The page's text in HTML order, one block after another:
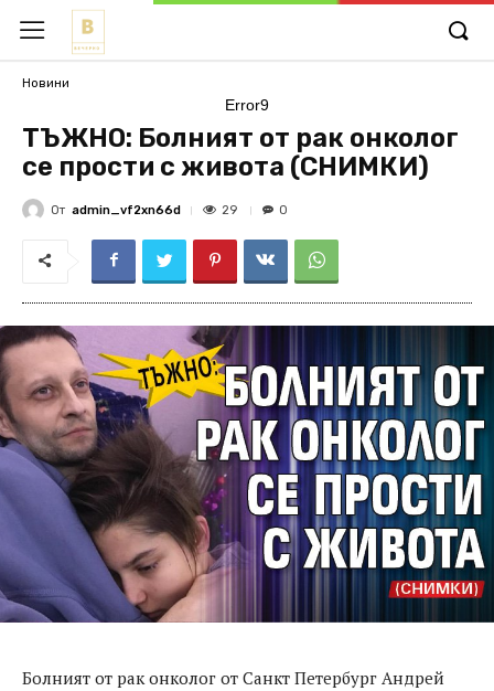
Новини
Error9
ТЪЖНО: Болният от рак онколог
се прости с живота (СНИМКИ)
От admin_vf2xn66d 29 0
Болният от рак онколог от Санкт Петербург Андрей